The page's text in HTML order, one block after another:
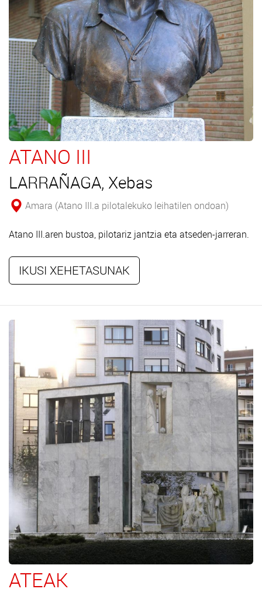
ATANO III
LARRAÑAGA, Xebas
Amara (Atano III.a pilotalekuko leihatilen ondoan)
Atano III.aren bustoa, pilotariz jantzia eta atseden-jarreran.
IKUSI XEHETASUNAK
ATEAK